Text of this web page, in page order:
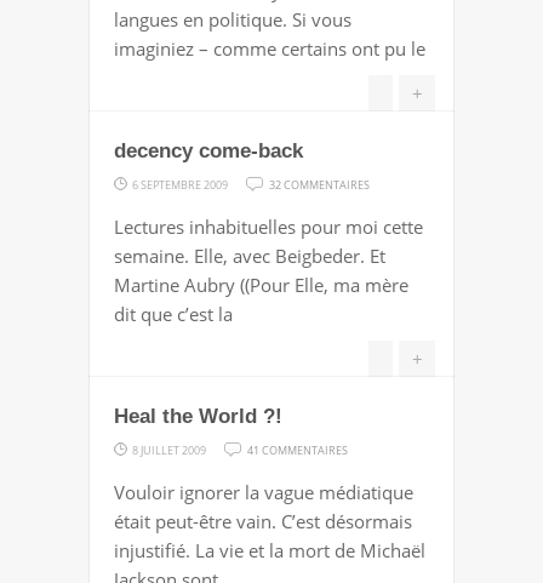
(OUI,
langues en politique. Si vous
imaginiez – comme certains ont pu le
+
decency come-back
6 SEPTEMBRE 2009 32 COMMENTAIRES
COME-
BACK
Lectures inhabituelles pour moi cette
semaine. Elle, avec Beigbeder. Et
Martine Aubry ((Pour Elle, ma mère
dit que c’est la
+
Heal the World ?!
8 JUILLET 2009 41 COMMENTAIRES
THE
WORLD
?!
Vouloir ignorer la vague médiatique
était peut-être vain. C’est désormais
injustifié. La vie et la mort de Michaël